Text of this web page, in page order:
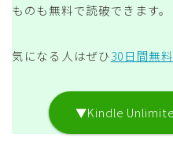
ものも無料で読破できます。
気になる人はぜひ30日間無
▼Kindle